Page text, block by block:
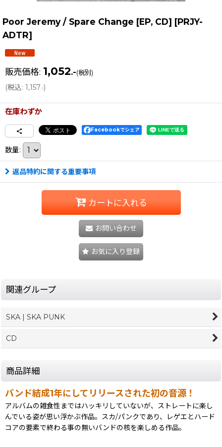
Poor Jeremy / Spare Change [EP, CD] [PRJY-
ADTR]
販売価格: 1,052.-(税別)
(税込: 1,157.-)
在庫わずか
Facebookでシェア
数量:
返品特約に関する重要事項
カートに入れる
お問い合わせ
お気に入り登録
関連グループ
SKA | SKA PUNK
CD
商品詳細
バンド結成1年にしてリリースされた初の音源！
アルバムの雑食性まではハッキリしていないが、ストレートに楽し
んでいる姿が思い浮かぶ作品。スカ/パンクであり、レゲエとハード
コアの要素で終わる事の無いバンドの核を楽しめる作品。